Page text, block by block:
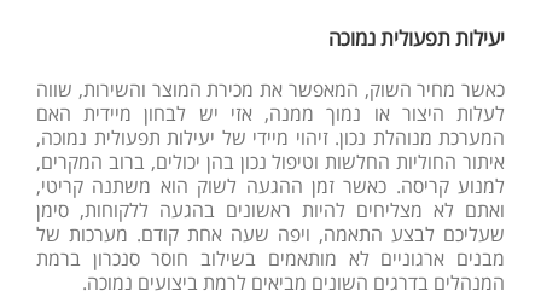
יעילות תפעולית נמוכה
כאשר מחיר השוק, המאפשר את מכירת המוצר והשירות, שווה
לעלות היצור או נמוך ממנה, אזי יש לבחון מיידית האם
המערכת מנוהלת נכון. זיהוי מיידי של יעילות תפעולית נמוכה,
איתור החוליות החלשות וטיפול נכון בהן יכולים, ברוב המקרים,
למנוע קריסה. כאשר זמן ההגעה לשוק הוא משתנה קריטי,
ואתם לא מצליחים להיות ראשונים בהגעה ללקוחות, סימן
שעליכם לבצע התאמה, ויפה שעה אחת קודם. מערכות של
מבנים ארגוניים לא מותאמים בשילוב חוסר סנכרון ברמת
המנהלים בדרגים השונים מביאים לרמת ביצועים נמוכה.